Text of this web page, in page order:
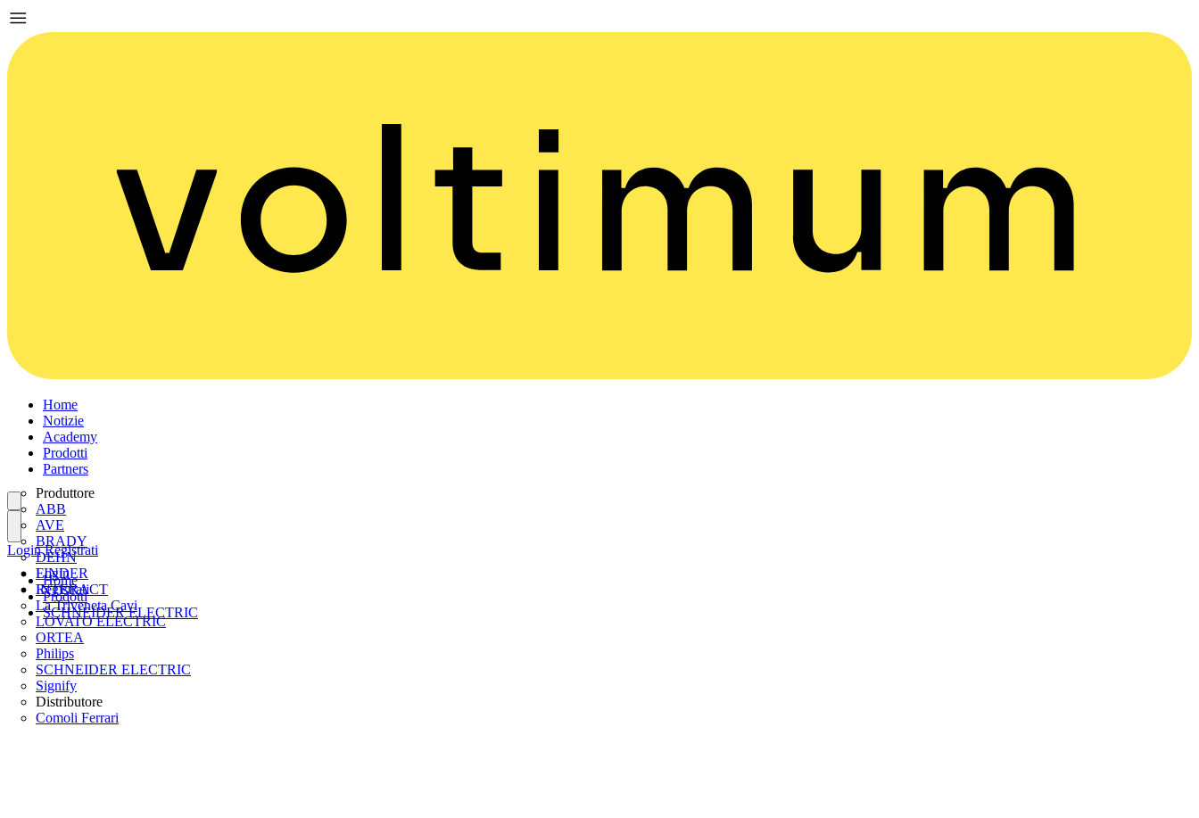
Home
Notizie
Academy
Prodotti
Partners
Produttore
ABB
AVE
BRADY
DEHN
FINDER
INTERACT
La Triveneta Cavi
LOVATO ELECTRIC
ORTEA
Philips
SCHNEIDER ELECTRIC
Signify
Distributore
Comoli Ferrari
Login
Registrati
Login Registrati
Home
Prodotti
SCHNEIDER ELECTRIC